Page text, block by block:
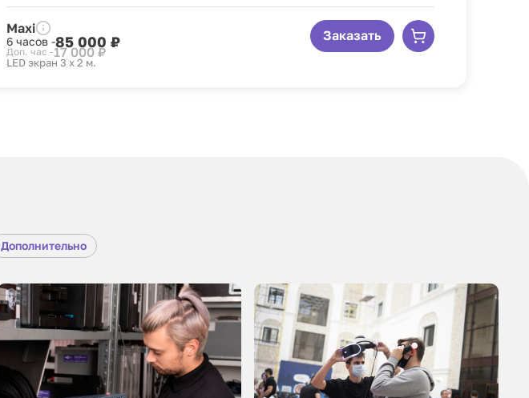
Maxi
6 часов -85 000 ₽
Доп. час -17 000 ₽
LED экран 3 x 2 м.
Заказать
Дополнительно